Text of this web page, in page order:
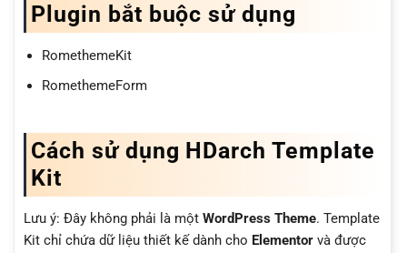
Plugin bắt buộc sử dụng
RomethemeKit
RomethemeForm
Cách sử dụng HDarch Template
Kit
Lưu ý: Đây không phải là một WordPress Theme. Template
Kit chỉ chứa dữ liệu thiết kế dành cho Elementor và được